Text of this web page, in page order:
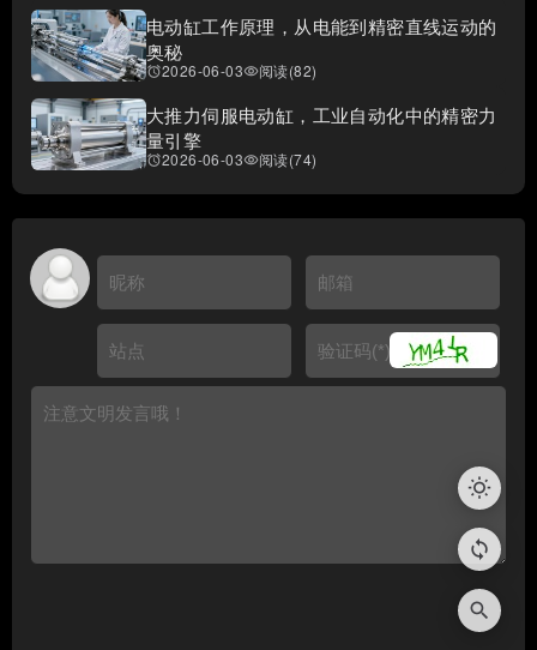
电动缸工作原理，从电能到精密直线运动的
奥秘
access_alarms2026-06-03visibility阅读(82)
大推力伺服电动缸，工业自动化中的精密力
量引擎
access_alarms2026-06-03visibility阅读(74)
🙀
💔
wb_sunny
loop
search